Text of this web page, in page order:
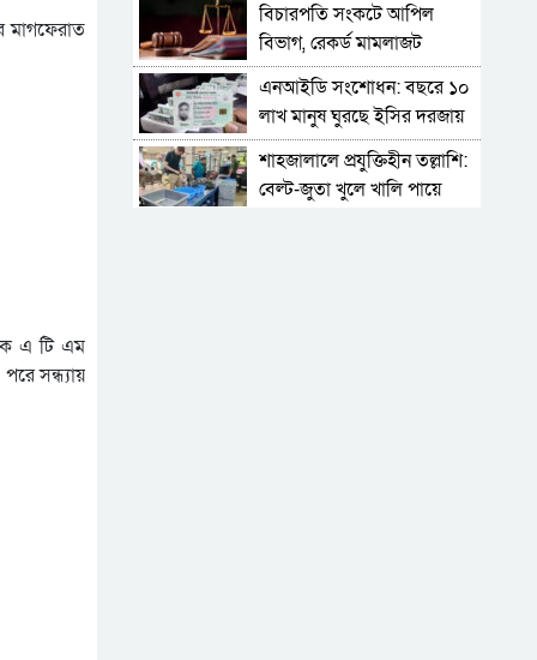
মাগফেরাত
এ টি এম
সন্ধ্যায়
বিচারপতি সংকটে আপিল
বিভাগ, রেকর্ড মামলাজট
এনআইডি সংশোধন: বছরে ১০
লাখ মানুষ ঘুরছে ইসির দরজায়
শাহজালালে প্রযুক্তিহীন তল্লাশি:
বেল্ট-জুতা খুলে খালি পায়ে